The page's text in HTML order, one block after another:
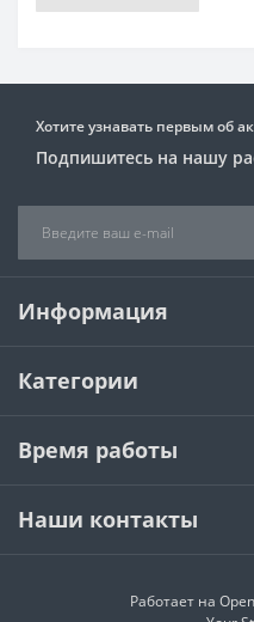
Хотите узнавать первым об
Подпишитесь на нашу
Информация
Категории
Время работы
Наши контакты
Работает на